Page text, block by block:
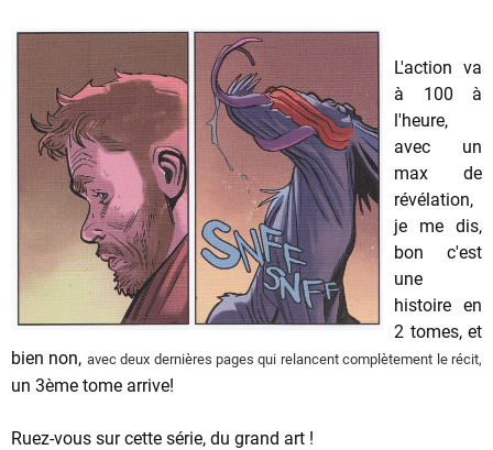
L'action va
à 100 à
l'heure,
avec un
max de
révélation,
je me dis,
bon c'est
une
histoire en
2 tomes, et
bien non, avec deux dernières pages qui relancentcomplètement le récit,
un 3ème tome arrive!
Ruez-vous sur cette série, du grand art !